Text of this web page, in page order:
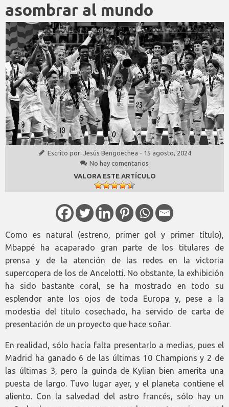
asombrar al mundo
Escrito por: Jesús Bengoechea - 15 agosto, 2024
No hay comentarios
VALORA ESTE ARTÍCULO
Como es natural (estreno, primer gol y primer título),
Mbappé ha acaparado gran parte de los titulares de
prensa y de la atención de las redes en la victoria
supercopera de los de Ancelotti. No obstante, la exhibición
ha sido bastante coral, se ha mostrado en todo su
esplendor ante los ojos de toda Europa y, pese a la
modestia del título cosechado, ha servido de carta de
presentación de un proyecto que hace soñar.
En realidad, sólo hacía falta presentarlo a medias, pues el
Madrid ha ganado 6 de las últimas 10 Champions y 2 de
las últimas 3, pero la guinda de Kylian bien amerita una
puesta de largo. Tuvo lugar ayer, y el planeta contiene el
aliento. Con la salvedad del astro francés, sólo hay un